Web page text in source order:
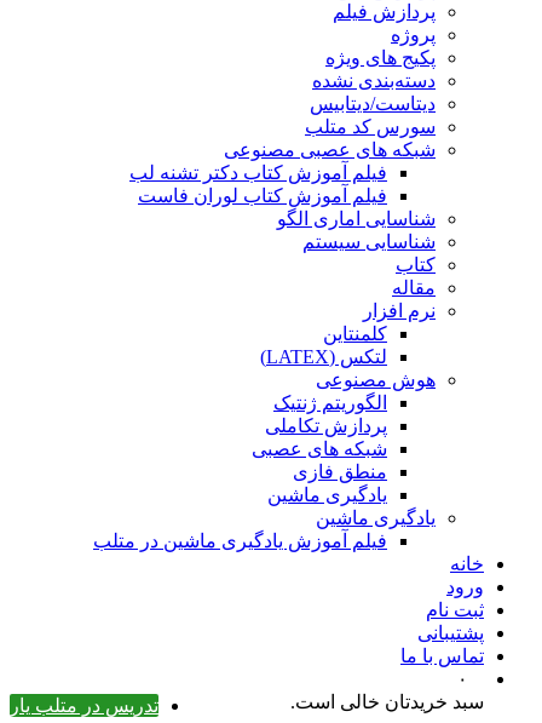
پردازش فیلم
پروژه
پکیج های ویژه
دسته‌بندی نشده
دیتاست/دیتابیس
سورس کد متلب
شبکه های عصبی مصنوعی
فیلم آموزش کتاب دکتر تشنه لب
فیلم آموزش کتاب لوران فاست
شناسایی اماری الگو
شناسایی سیستم
کتاب
مقاله
نرم افزار
کلمنتاین
لتکس (LATEX)
هوش مصنوعی
الگوریتم ژنتیک
پردازش تکاملی
شبکه های عصبی
منطق فازی
یادگیری ماشین
یادگیری ماشین
فیلم آموزش یادگیری ماشین در متلب
خانه
ورود
ثبت نام
پشتیبانی
تماس با ما
۰
تدریس در متلب یار
سبد خریدتان خالی است.